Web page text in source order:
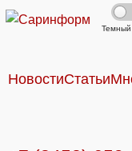
НовостиСтатьи